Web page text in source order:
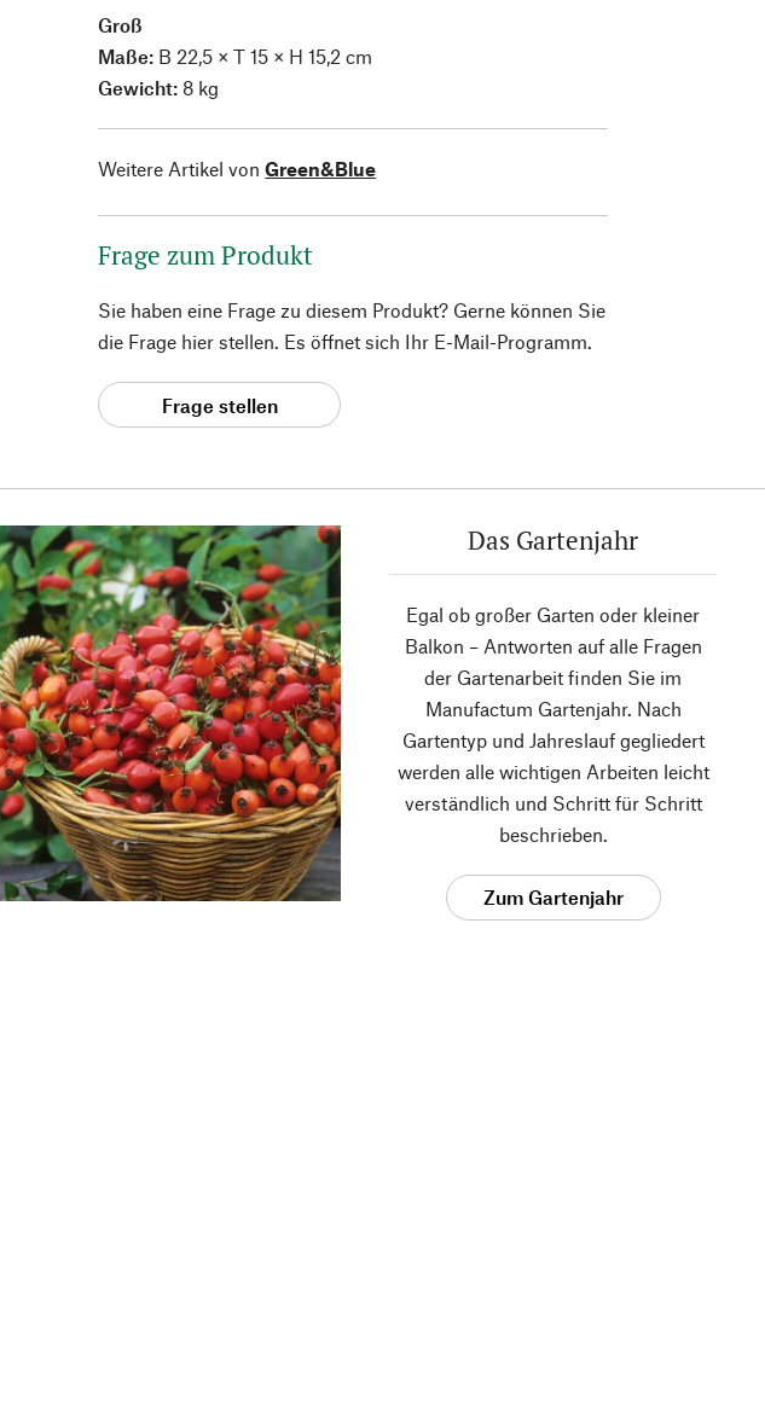
Groß
Maße: B 22,5 × T 15 × H 15,2 cm
Gewicht: 8 kg
Weitere Artikel von Green&Blue
Frage zum Produkt
Sie haben eine Frage zu diesem Produkt? Gerne können Sie
die Frage hier stellen. Es öffnet sich Ihr E-Mail-Programm.
Frage stellen
Das Gartenjahr
Egal ob großer Garten oder kleiner
Balkon – Antworten auf alle Fragen
der Gartenarbeit finden Sie im
Manufactum Gartenjahr. Nach
Gartentyp und Jahreslauf gegliedert
werden alle wichtigen Arbeiten leicht
verständlich und Schritt für Schritt
beschrieben.
Zum Gartenjahr